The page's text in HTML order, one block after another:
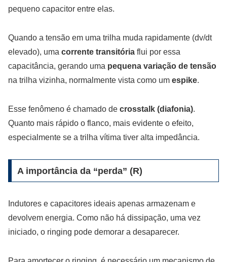
pequeno capacitor entre elas.
Quando a tensão em uma trilha muda rapidamente (dv/dt
elevado), uma corrente transitória flui por essa
capacitância, gerando uma pequena variação de tensão
na trilha vizinha, normalmente vista como um espike.
Esse fenômeno é chamado de crosstalk (diafonia).
Quanto mais rápido o flanco, mais evidente o efeito,
especialmente se a trilha vítima tiver alta impedância.
A importância da “perda” (R)
Indutores e capacitores ideais apenas armazenam e
devolvem energia. Como não há dissipação, uma vez
iniciado, o ringing pode demorar a desaparecer.